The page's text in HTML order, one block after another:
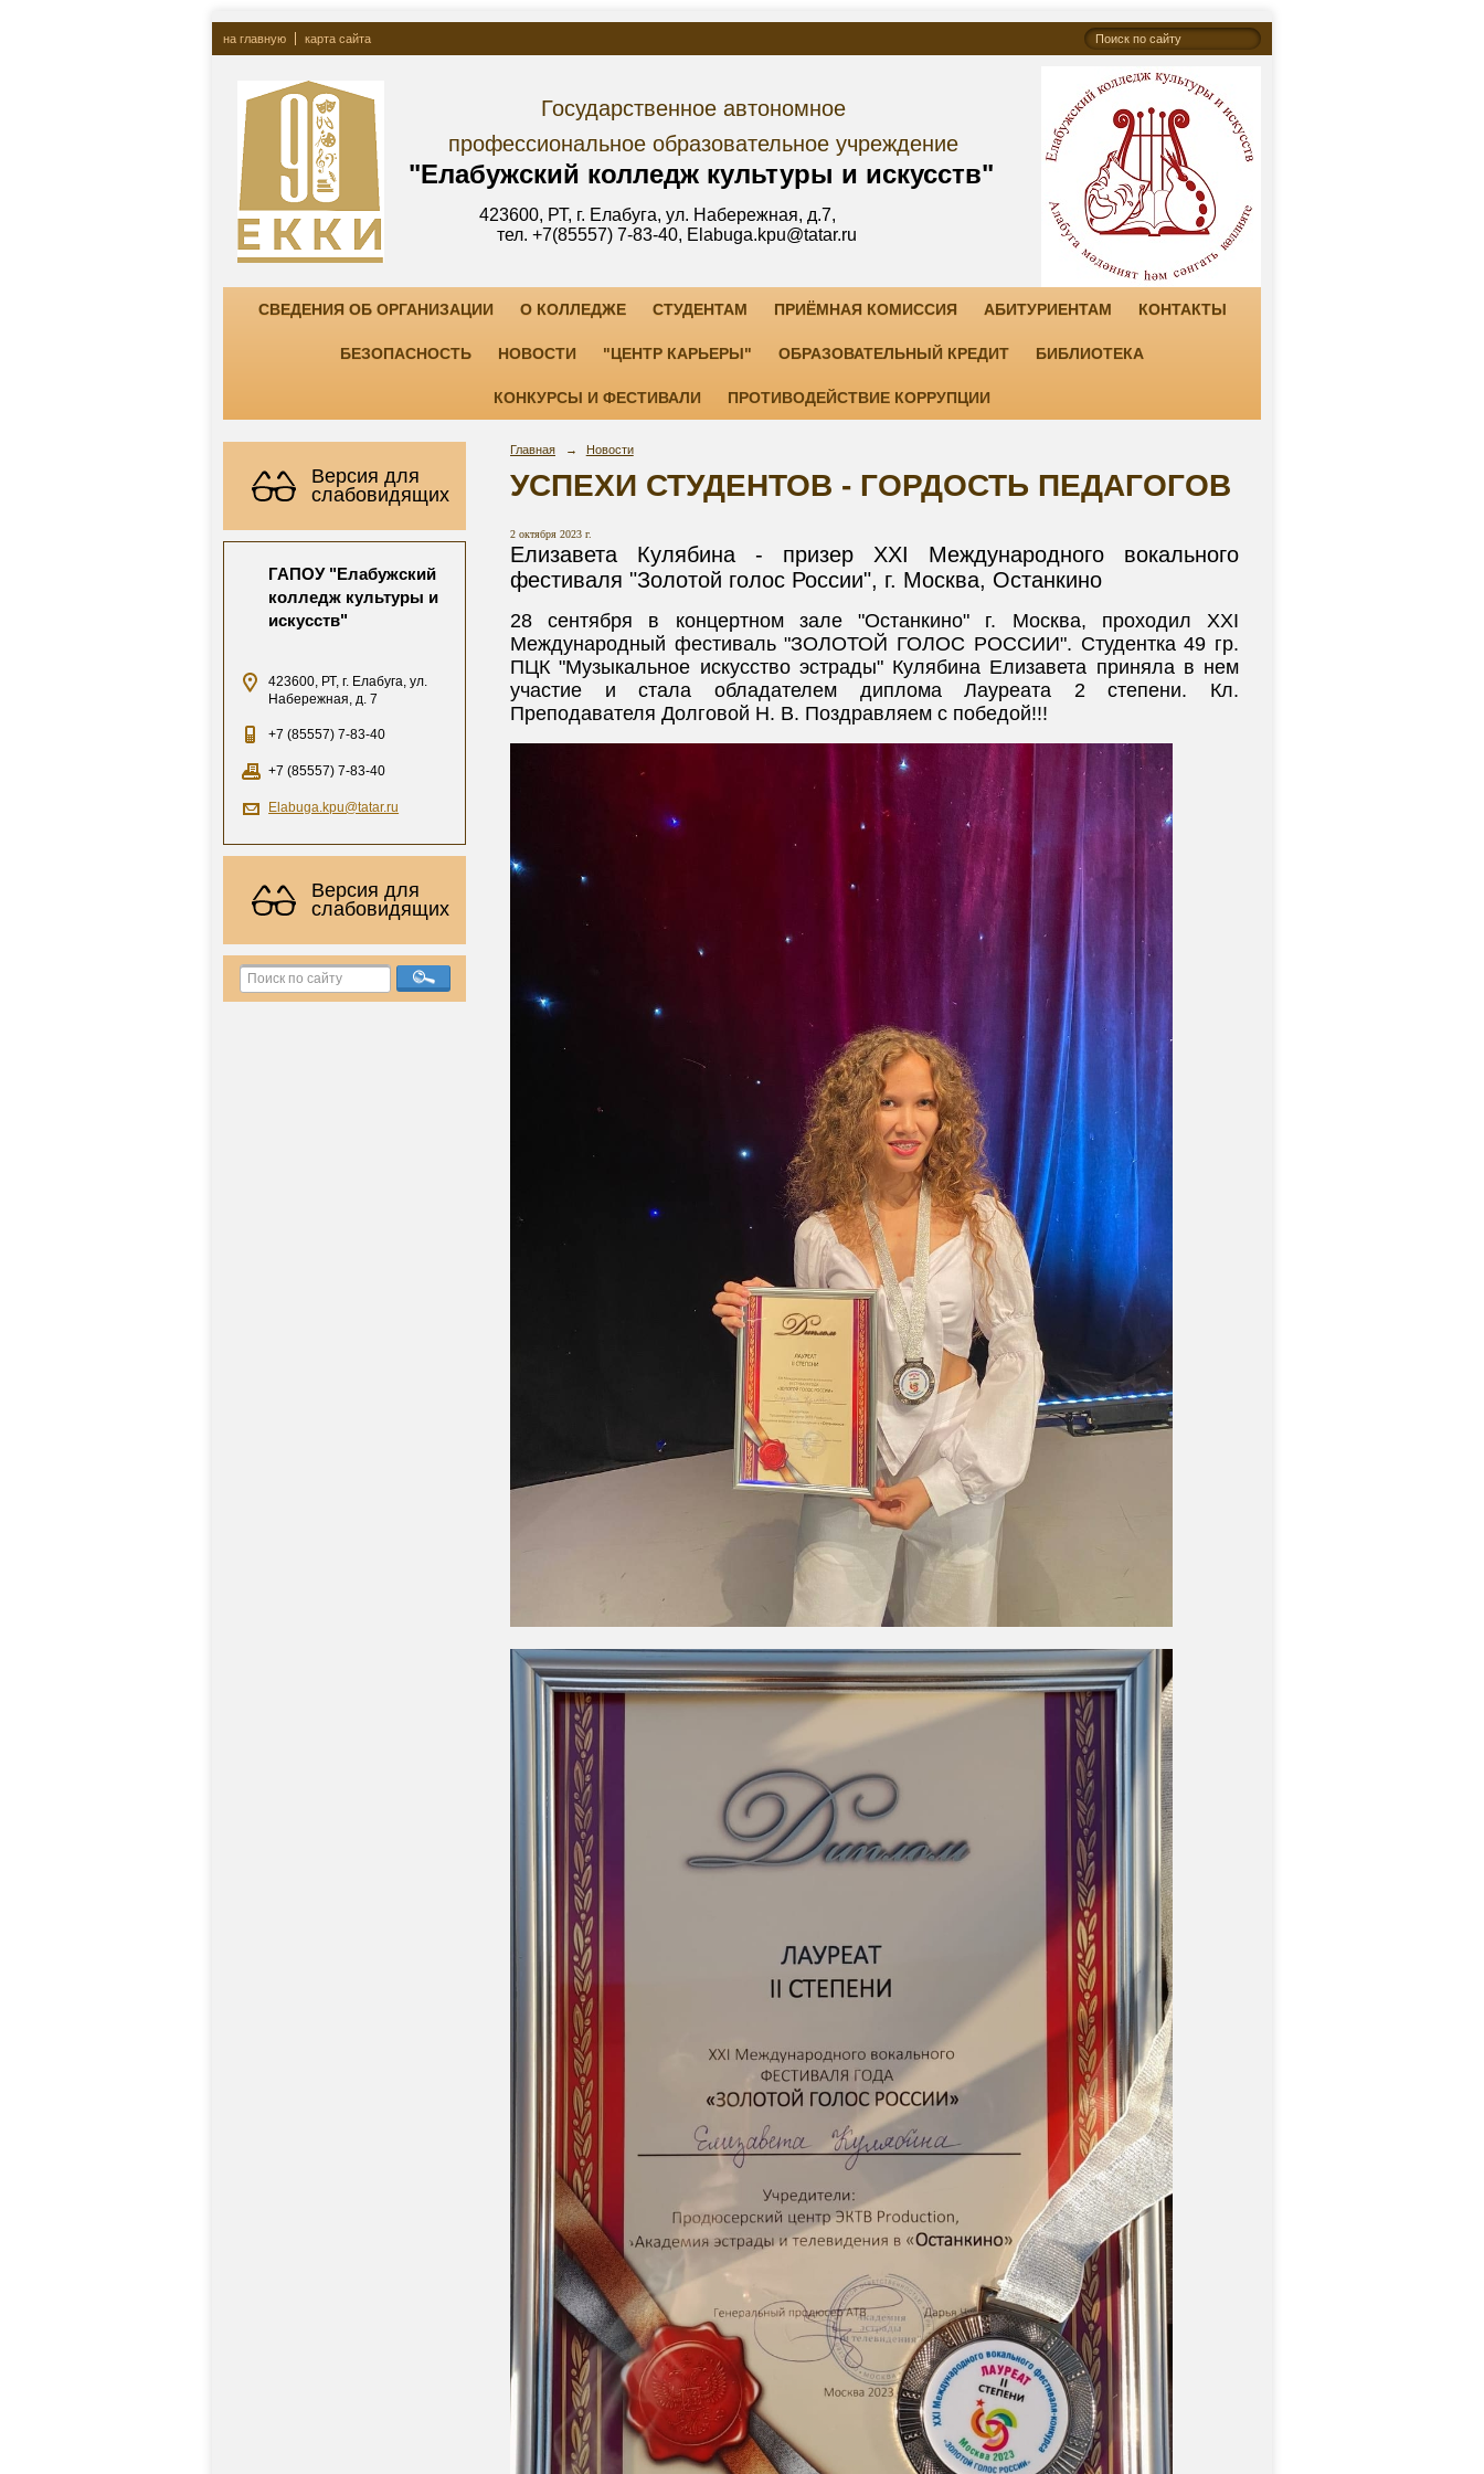
на главную карта сайта
Государственное автономное
профессиональное образовательное учреждение
"Елабужский колледж культуры и искусств"
423600, РТ, г. Елабуга, ул. Набережная, д.7,
тел. +7(85557) 7-83-40, Elabuga.kpu@tatar.ru
СВЕДЕНИЯ ОБ ОРГАНИЗАЦИИ О КОЛЛЕДЖЕ СТУДЕНТАМ ПРИЁМНАЯ КОМИССИЯ АБИТУРИЕНТАМ КОНТАКТЫ
БЕЗОПАСНОСТЬ НОВОСТИ "ЦЕНТР КАРЬЕРЫ" ОБРАЗОВАТЕЛЬНЫЙ КРЕДИТ БИБЛИОТЕКА
КОНКУРСЫ И ФЕСТИВАЛИ ПРОТИВОДЕЙСТВИЕ КОРРУПЦИИ
Версия для
слабовидящих
ГАПОУ "Елабужский
колледж культуры и
искусств"
423600, РТ, г. Елабуга, ул.
Набережная, д. 7
+7 (85557) 7-83-40
+7 (85557) 7-83-40
Elabuga.kpu@tatar.ru
Версия для
слабовидящих
Главная → Новости
УСПЕХИ СТУДЕНТОВ - ГОРДОСТЬ ПЕДАГОГОВ
2 октября 2023 г.
Елизавета Кулябина - призер XXI Международного вокального
фестиваля "Золотой голос России", г. Москва, Останкино
28 сентября в концертном зале "Останкино" г. Москва, проходил XXI
Международный фестиваль "ЗОЛОТОЙ ГОЛОС РОССИИ". Студентка 49 гр.
ПЦК "Музыкальное искусство эстрады" Кулябина Елизавета приняла в нем
участие и стала обладателем диплома Лауреата 2 степени. Кл.
Преподавателя Долговой Н. В. Поздравляем с победой!!!